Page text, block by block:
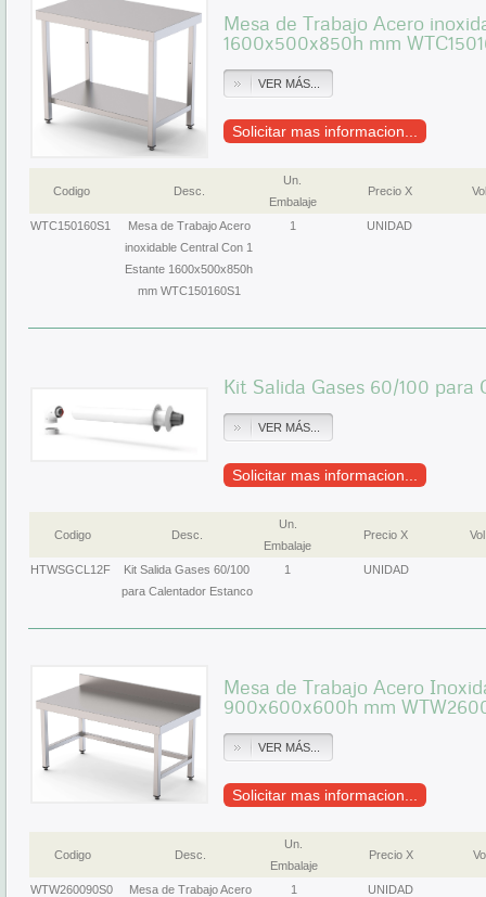
Mesa de Trabajo Acero
1600x500x850h mm
VER MÁS...
Solicitar mas informacion...
Codigo Desc.
Un.
Embalaje
Precio X
WTC150160S1
Mesa de Trabajo Acero
inoxidable Central Con 1
Estante 1600x500x850h
mm WTC150160S1
1 UNIDAD
Kit Salida Gases 60/100 para
VER MÁS...
Solicitar mas informacion...
Codigo Desc.
Un.
Embalaje
Precio X
HTWSGCL12F
Kit Salida Gases 60/100
para Calentador Estanco
1 UNIDAD
Mesa de Trabajo Acero
900x600x600h mm
VER MÁS...
Solicitar mas informacion...
Codigo Desc.
Un.
Embalaje
Precio X
WTW260090S0
Mesa de Trabajo Acero
1 UNIDAD